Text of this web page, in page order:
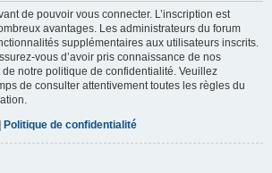
de pouvoir vous connecter. L’inscription est
avantages. Les administrateurs du forum
supplémentaires aux utilisateurs inscrits.
vous d’avoir pris connaissance de nos
de notre politique de confidentialité. Veuillez
de consulter attentivement toutes les règles du
| Politique de confidentialité